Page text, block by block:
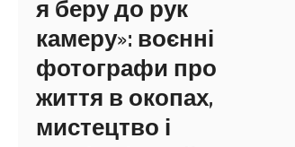
я беру до рук
камеру»: воєнні
фотографи про
життя в окопах,
мистецтво і